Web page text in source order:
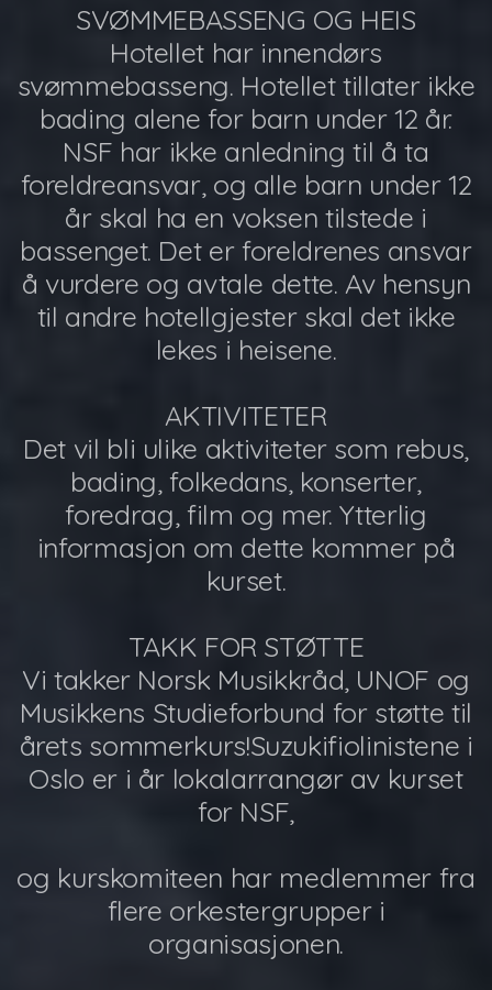
SVØMMEBASSENG OG HEIS
Hotellet har innendørs
svømmebasseng. Hotellet tillater ikke
bading alene for barn under 12 år.
NSF har ikke anledning til å ta
foreldreansvar, og alle barn under 12
år skal ha en voksen tilstede i
bassenget. Det er foreldrenes ansvar
å vurdere og avtale dette. Av hensyn
til andre hotellgjester skal det ikke
lekes i heisene.
AKTIVITETER
Det vil bli ulike aktiviteter som rebus,
bading, folkedans, konserter,
foredrag, film og mer. Ytterlig
informasjon om dette kommer på
kurset.
TAKK FOR STØTTE
Vi takker Norsk Musikkråd, UNOF og
Musikkens Studieforbund for støtte til
årets sommerkurs!Suzukifiolinistene i
Oslo er i år lokalarrangør av kurset
for NSF,
og kurskomiteen har medlemmer fra
flere orkestergrupper i
organisasjonen.